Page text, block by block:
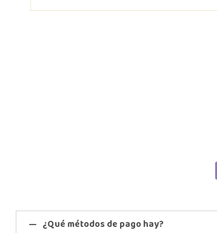
¿Qué métodos de pago hay?